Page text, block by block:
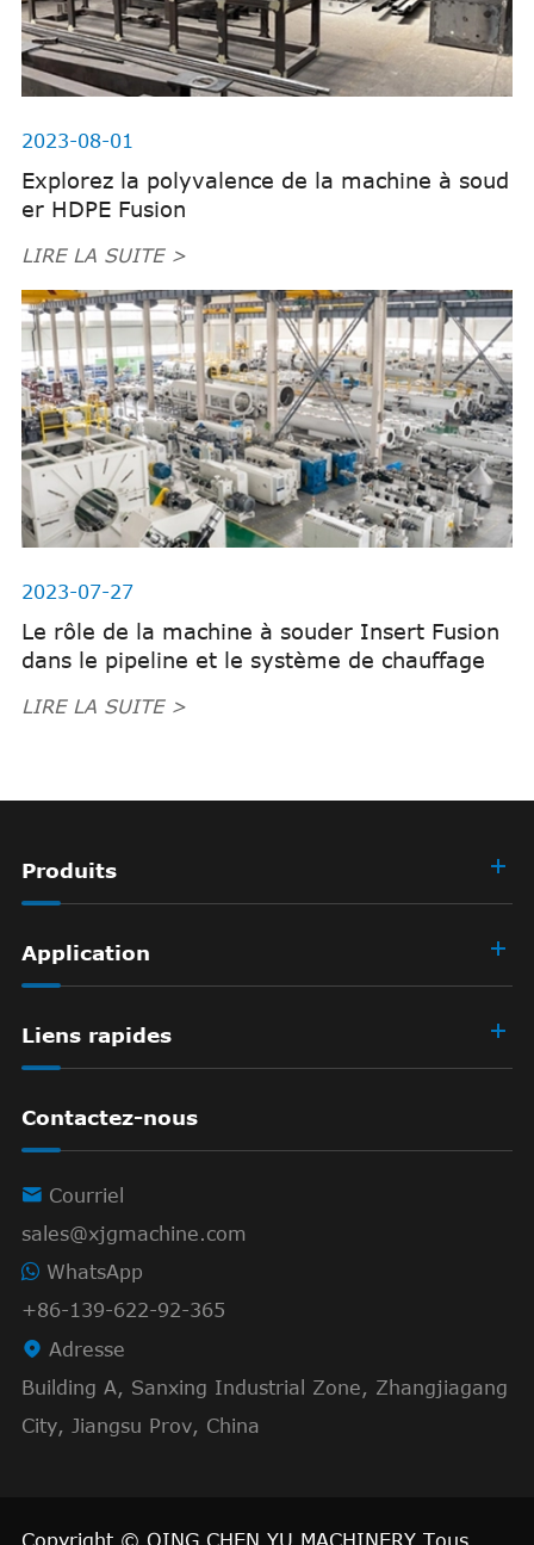
2023-08-01
Explorez la polyvalence de la machine à soud
er HDPE Fusion
LIRE LA SUITE >
2023-07-27
Le rôle de la machine à souder Insert Fusion
dans le pipeline et le système de chauffage
LIRE LA SUITE >
Produits
Application
Liens rapides
Contactez-nous
 Courriel
sales@xjgmachine.com
WhatsApp
+86-139-622-92-365
 Adresse
Building A, Sanxing Industrial Zone, Zhangjiagang
City, Jiangsu Prov, China
Copyright © QING CHEN YU MACHINERY Tous